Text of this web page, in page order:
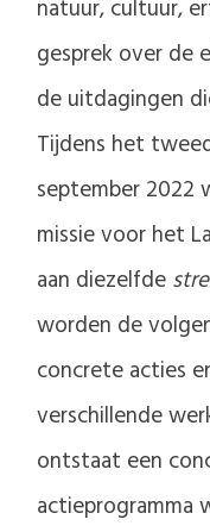
natuur, cultuur,
gesprek over de
de uitdagingen
Tijdens het
september 2022
missie voor het
aan diezelfde
worden de
concrete acties
verschillende
ontstaat een
actieprogramma